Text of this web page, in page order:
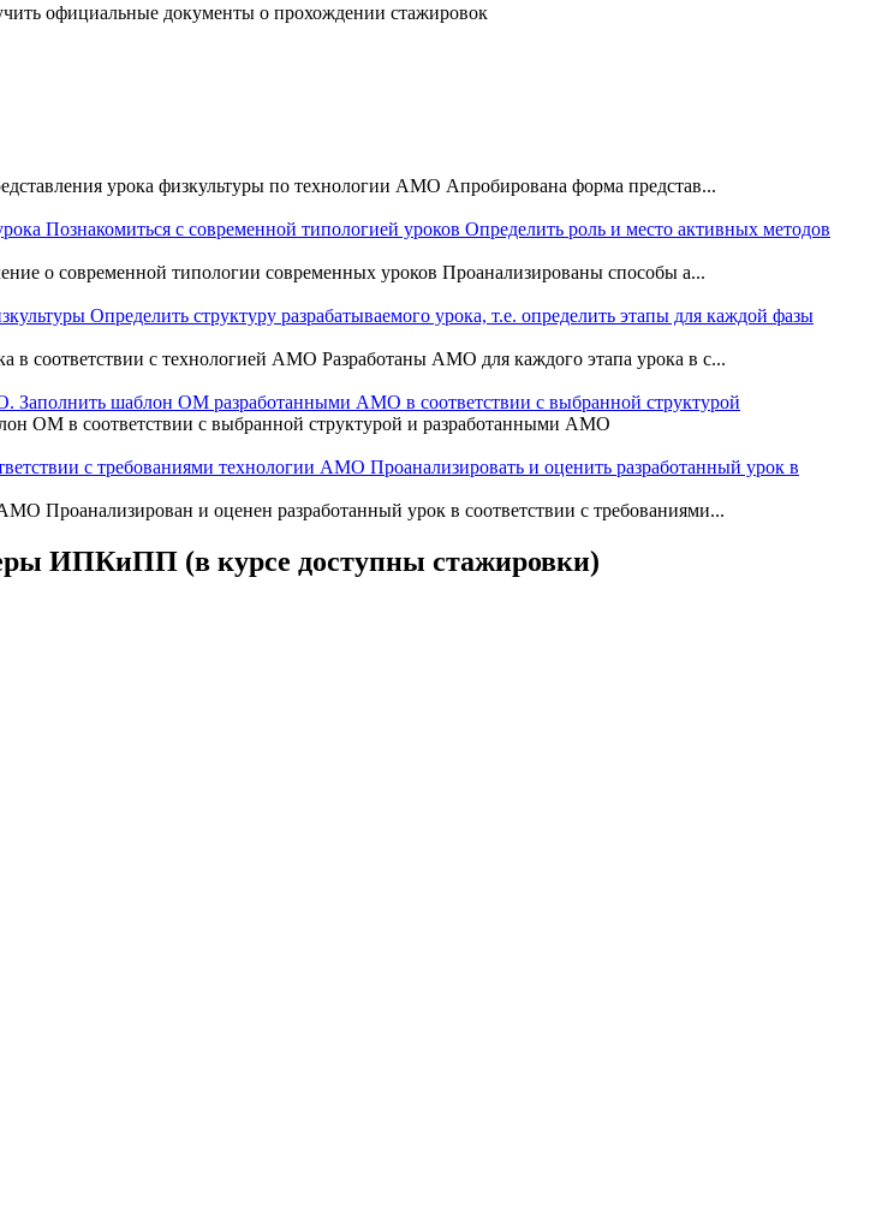
официальные документы о прохождении стажировок
урока физкультуры по технологии АМО Апробирована форма представ...
Познакомиться с современной типологией уроков Определить роль и место активных методов
о современной типологии современных уроков Проанализированы способы а...
Определить структуру разрабатываемого урока, т.е. определить этапы для каждой фазы
соответствии с технологией АМО Разработаны АМО для каждого этапа урока в с...
шаблон ОМ разработанными АМО в соответствии с выбранной структурой
ОМ в соответствии с выбранной структурой и разработанными АМО
с требованиями технологии АМО Проанализировать и оценить разработанный урок в
Проанализирован и оценен разработанный урок в соответствии с требованиями...
ИПКиПП (в курсе доступны стажировки)